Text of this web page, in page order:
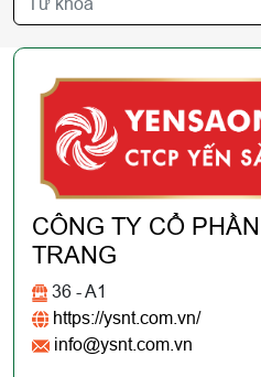
CÔNG TY CỔ
TRANG
36 - A1
https://ysnt.com.vn/
info@ysnt.com.vn